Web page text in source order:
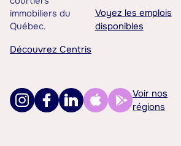
immobiliers du
Québec.
Découvrez Centris
Voyez les emplois
disponibles
Voir nos
régions